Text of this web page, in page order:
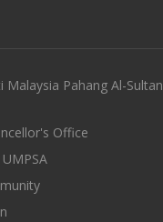
Malaysia Pahang Al-Sultan
Office